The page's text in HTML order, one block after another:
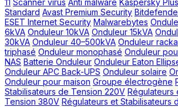
Standard Avast Premium Security
ESET Internet Security Malwarebytes
6kVA Onduleur 10kVA Onduleur 15kVA
30kVA Onduleur 40–500kVA Onduleur
triphasé Onduleur monophasé Onduleur
NAS Batterie Onduleur Onduleur Eaton
Onduleur APC Back-UPS Onduleur solaire
Onduleur pour maison Groupe électrogène
Stabilisateurs de Tension 220V Régulateurs
Tension 380V Régulateurs et Stabilisateurs